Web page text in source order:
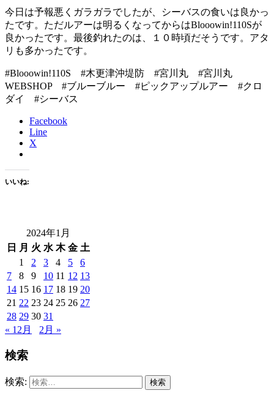
今日は予報悪くガラガラでしたが、シーバスの食いは良かっ
たです。ただルアーは明るくなってからはBlooowin!110Sが
良かったです。最後釣れたのは、１０時頃だそうです。アタ
リも多かったです。
#Blooowin!110S #木更津沖堤防 #宮川丸 #宮川丸
WEBSHOP #ブルーブルー #ピックアップルアー #クロ
ダイ #シーバス
Facebook
Line
X
いいね:
2024年1月
日
月 火 水 木 金 土
1
2 3 4 5
6
7
8 9 10 11 12 13
14 15 16 17 18 19 20
21 22 23 24 25 26 27
28 29 30 31
« 12月
2月 »
検索
検索: